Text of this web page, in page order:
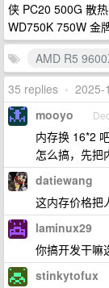
侠 PC20 500G 散
WD750K 750W 金
AMD R5
35 replies • 2025-
mooyo
内存换 16*2
怎么搞，先把
datiewang
这内存价格把
laminux29
你搞开发干嘛
stinkytofux